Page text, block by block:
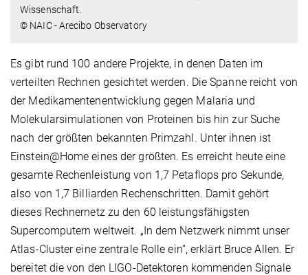
Wissenschaft.
© NAIC - Arecibo Observatory
Es gibt rund 100 andere Projekte, in denen Daten im
verteilten Rechnen gesichtet werden. Die Spanne reicht von
der Medikamentenentwicklung gegen Malaria und
Molekularsimulationen von Proteinen bis hin zur Suche
nach der größten bekannten Primzahl. Unter ihnen ist
Einstein@Home eines der größten. Es erreicht heute eine
gesamte Rechenleistung von 1,7 Petaflops pro Sekunde,
also von 1,7 Billiarden Rechenschritten. Damit gehört
dieses Rechnernetz zu den 60 leistungsfähigsten
Supercomputern weltweit. „In dem Netzwerk nimmt unser
Atlas-Cluster eine zentrale Rolle ein“, erklärt Bruce Allen. Er
bereitet die von den LIGO-Detektoren kommenden Signale